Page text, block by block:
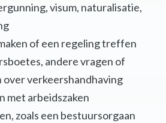
visum, naturalisatie,
of een regeling treffen
andere vragen of
verkeershandhaving
met arbeidszaken
zoals een bestuursorgaan